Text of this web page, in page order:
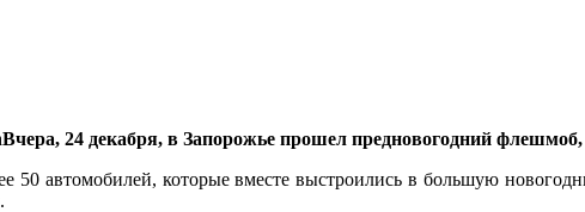
Вчера, 24 декабря, в Запорожье прошел предновогодний
50 автомобилей, которые вместе выстроились в большую